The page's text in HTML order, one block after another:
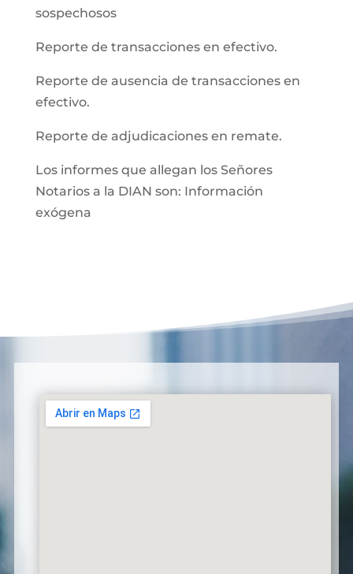
sospechosos
Reporte de transacciones en efectivo.
Reporte de ausencia de transacciones en
efectivo.
Reporte de adjudicaciones en remate.
Los informes que allegan los Señores
Notarios a la DIAN son: Información
exógena